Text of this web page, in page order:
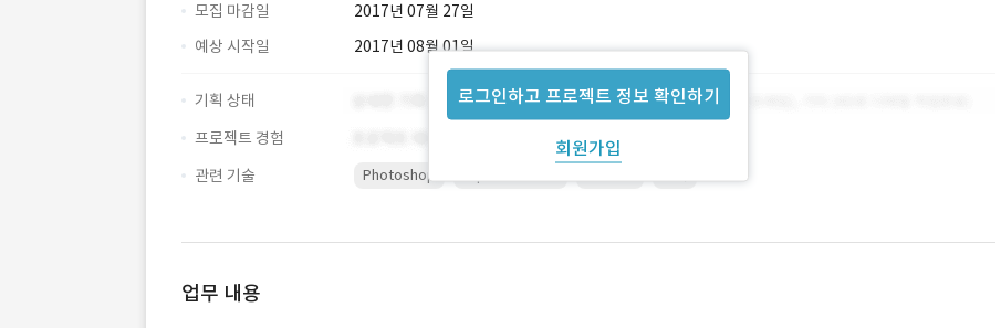
모집 마감일 2017년 07월 27일
로그인하고 프로젝트 정보 확인하기
회원가입
예상 시작일 2017년 08월 01일
기획 상태
프로젝트 경험
관련 기술
Photoshop
업무 내용